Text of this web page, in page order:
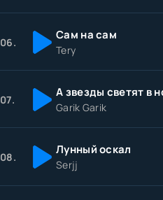
06. Сам на сам
Tery
07. А звезды светят в
Garik Garik
08. Лунный оскал
Serjj